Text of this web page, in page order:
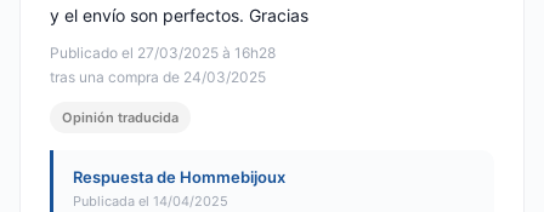
Publicado el 27/03/2025 à 16h28
tras una compra de 24/03/2025
y el envío son perfectos. Gracias
Opinión traducida
Respuesta de Hommebijoux
Publicada el 14/04/2025